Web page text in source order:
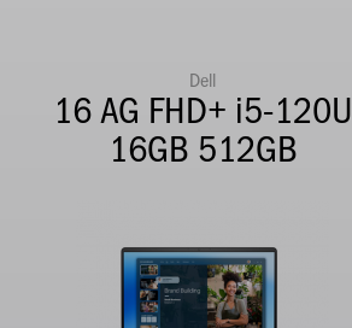
Dell
16 AG FHD+ i5-120U
16GB 512GB